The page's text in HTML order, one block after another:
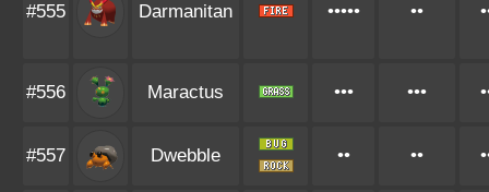
#555 Darmanitan ••••• ••
#556 Maractus ••• •••
#557 Dwebble •• ••